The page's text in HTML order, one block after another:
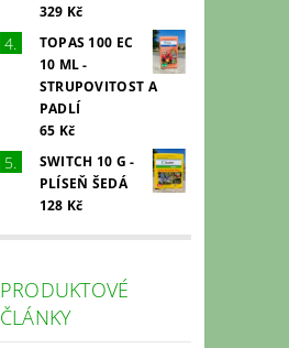
329 Kč
TOPAS 100 EC
10 ML -
STRUPOVITOST A
PADLÍ
65 Kč
SWITCH 10 G -
PLÍSEŇ ŠEDÁ
128 Kč
PRODUKTOVÉ
ČLÁNKY